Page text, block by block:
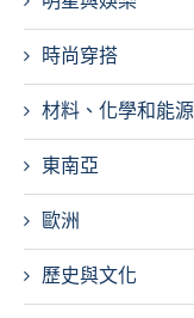
時尚穿搭
材料、化學和能源
東南亞
歐洲
歷史與文化